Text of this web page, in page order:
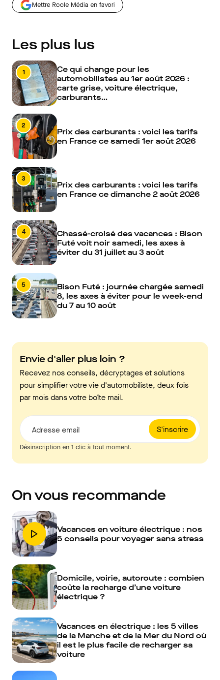
Mettre Roole Média en favori
Les plus lus
1
Ce qui change pour les
automobilistes au 1er août 2026 :
carte grise, voiture électrique,
carburants…
2
Prix des carburants : voici les tarifs
en France ce samedi 1er août 2026
3
Prix des carburants : voici les tarifs
en France ce dimanche 2 août 2026
4
Chassé-croisé des vacances : Bison
Futé voit noir samedi, les axes à
éviter du 31 juillet au 3 août
5
Bison Futé : journée chargée samedi
8, les axes à éviter pour le week-end
du 7 au 10 août
Envie d'aller plus loin ?
Recevez nos conseils, décryptages et solutions
pour simplifier votre vie d'automobiliste, deux fois
par mois dans votre boîte mail.
S'inscrire
Adresse email
Désinscription en 1 clic à tout moment.
On vous recommande
Vacances en voiture électrique : nos
5 conseils pour voyager sans stress
Domicile, voirie, autoroute : combien
coûte la recharge d’une voiture
électrique ?
Vacances en électrique : les 5 villes
de la Manche et de la Mer du Nord où
il est le plus facile de recharger sa
voiture